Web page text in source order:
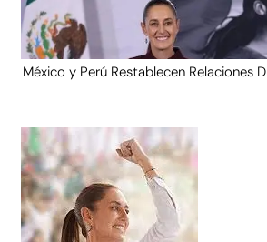
México y Perú Restablecen Relaciones